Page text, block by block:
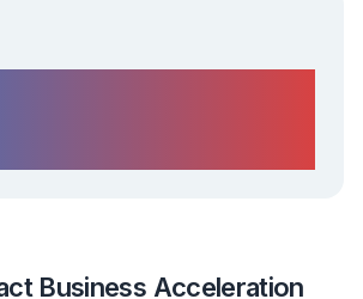
Business Acceleration